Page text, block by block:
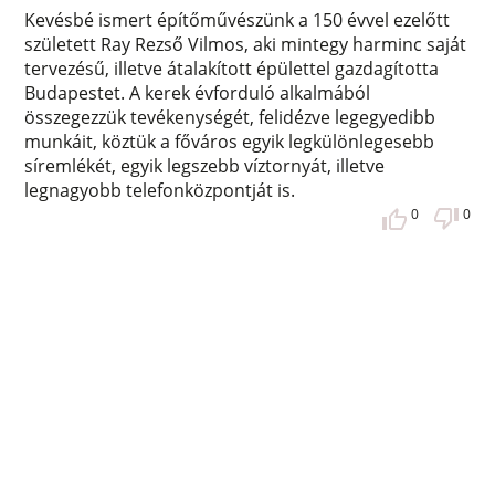
Kevésbé ismert építőművészünk a 150 évvel ezelőtt
született Ray Rezső Vilmos, aki mintegy harminc saját
tervezésű, illetve átalakított épülettel gazdagította
Budapestet. A kerek évforduló alkalmából
összegezzük tevékenységét, felidézve legegyedibb
munkáit, köztük a főváros egyik legkülönlegesebb
síremlékét, egyik legszebb víztornyát, illetve
legnagyobb telefonközpontját is.
0 0